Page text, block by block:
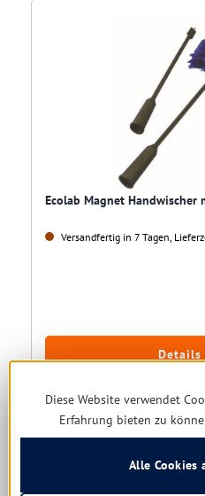
Ecolab Magnet Handwischer
Versandfertig in 7 Tagen,
Details
Diese Website verwendet
Erfahrung bieten zu
Alle Cookies